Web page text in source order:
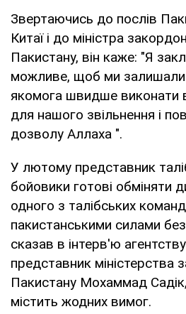
Звертаючись до послів
Китаї і до міністра
Пакистану, він каже: "Я
можливе, щоб ми
якомога швидше виконати
для нашого звільнення і
дозволу Аллаха ".
У лютому представник
бойовики готові обміняти
одного з талібських
пакистанськими силами
сказав в інтерв'ю
представник міністерства
Пакистану Мохаммад
містить жодних вимог.